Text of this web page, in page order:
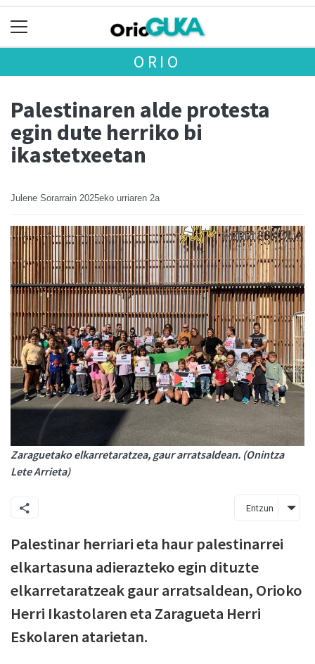
ORIO
Palestinaren alde protesta
egin dute herriko bi
ikastetxeetan
Julene Sorarrain 2025eko urriaren 2a
Zaraguetako elkarretaratzea, gaur arratsaldean. (Onintza
Lete Arrieta)
Entzun
Palestinar herriari eta haur palestinarrei
elkartasuna adierazteko egin dituzte
elkarretaratzeak gaur arratsaldean, Orioko
Herri Ikastolaren eta Zaragueta Herri
Eskolaren atarietan.